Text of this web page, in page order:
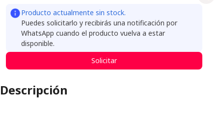
Producto actualmente sin stock.
Puedes solicitarlo y recibirás una notificación por
WhatsApp cuando el producto vuelva a estar
disponible.
Solicitar
Descripción